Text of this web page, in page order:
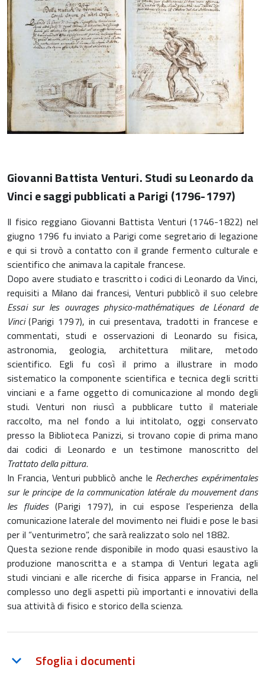
Giovanni Battista Venturi. Studi su Leonardo da
Vinci e saggi pubblicati a Parigi (1796-1797)
Il fisico reggiano Giovanni Battista Venturi (1746-1822) nel
giugno 1796 fu inviato a Parigi come segretario di legazione
e qui si trovò a contatto con il grande fermento culturale e
scientifico che animava la capitale francese.
Dopo avere studiato e trascritto i codici di Leonardo da Vinci,
requisiti a Milano dai francesi, Venturi pubblicò il suo celebre
Essai sur les ouvrages physico-mathématiques de Léonard de
Vinci(Parigi 1797), in cui presentava, tradotti in francese e
commentati, studi e osservazioni di Leonardo su fisica,
astronomia, geologia, architettura militare, metodo
scientifico. Egli fu così il primo a illustrare in modo
sistematico la componente scientifica e tecnica degli scritti
vinciani e a farne oggetto di comunicazione al mondo degli
studi. Venturi non riuscì a pubblicare tutto il materiale
raccolto, ma nel fondo a lui intitolato, oggi conservato
presso la Biblioteca Panizzi, si trovano copie di prima mano
dai codici di Leonardo e un testimone manoscritto del
Trattato della pittura.
In Francia, Venturi pubblicò anche le Recherches expérimentales
sur le principe de la communication latérale du mouvement dans
les fluides(Parigi 1797), in cui espose l’esperienza della
comunicazione laterale del movimento nei fluidi e pose le basi
per il “venturimetro”, che sarà realizzato solo nel 1882.
Questa sezione rende disponibile in modo quasi esaustivo la
produzione manoscritta e a stampa di Venturi legata agli
studi vinciani e alle ricerche di fisica apparse in Francia, nel
complesso uno degli aspetti più importanti e innovativi della
sua attività di fisico e storico della scienza.
Sfoglia i documenti